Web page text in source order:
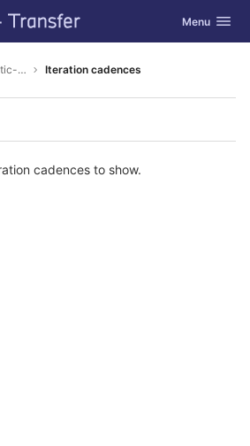
Toggle
Menu
interactive-analytic-urban-platform Iteration cadences
cadences to show.